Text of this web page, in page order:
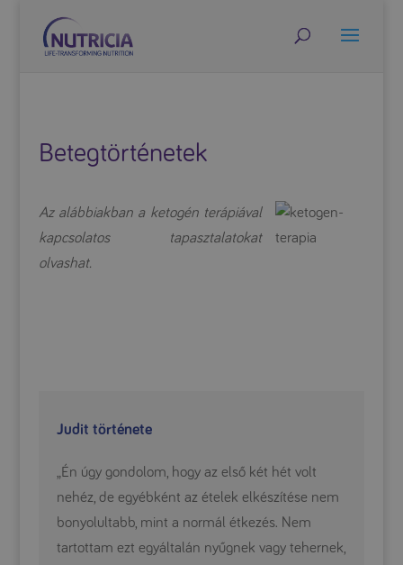
Betegtörténetek
Az alábbiakban a ketogén terápiával
kapcsolatos tapasztalatokat
olvashat.
Judit története
„Én úgy gondolom, hogy az első két hét volt
nehéz, de egyébként az ételek elkészítése nem
bonyolultabb, mint a normál étkezés. Nem
tartottam ezt egyáltalán nyűgnek vagy tehernek,